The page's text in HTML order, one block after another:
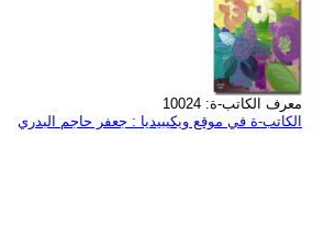
معرف الكاتب-ة: 10024
الكاتب-ة في موقع ويكيبيديا : جعفر حاجم البدري